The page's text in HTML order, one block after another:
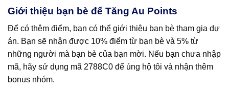
Giới thiệu bạn bè để Tăng Au Points
Để có thêm điểm, bạn có thể giới thiệu bạn bè tham gia dự
án. Bạn sẽ nhận được 10% điểm từ bạn bè và 5% từ
những người mà bạn bè của bạn mời. Nếu bạn chưa nhập
mã, hãy sử dụng mã 2788C0 để ủng hộ tôi và nhận thêm
bonus nhóm.